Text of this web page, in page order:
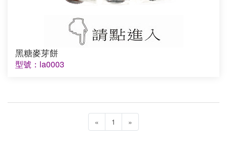
黑糖麥芽餅
型號：la0003
« 1 »